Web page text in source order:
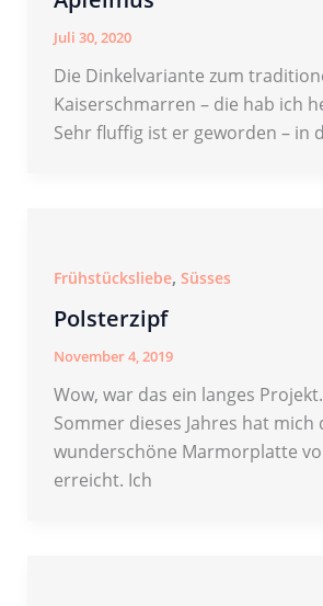
Juli 30, 2020
Die Dinkelvariante zum
Kaiserschmarren – die hab ich
Sehr fluffig ist er geworden – in
Frühstücksliebe, Süsses
Polsterzipf
November 4, 2019
Wow, war das ein langes
Sommer dieses Jahres hat mich
wunderschöne Marmorplatte
erreicht. Ich